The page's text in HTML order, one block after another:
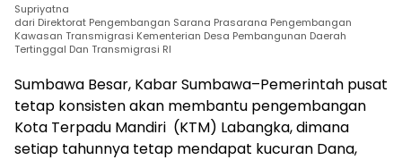
Supriyatna
dari Direktorat Pengembangan Sarana Prasarana Pengembangan
Kawasan Transmigrasi Kementerian Desa Pembangunan Daerah
Tertinggal Dan Transmigrasi RI
Sumbawa Besar, Kabar Sumbawa–Pemerintah pusat
tetap konsisten akan membantu pengembangan
Kota Terpadu Mandiri (KTM) Labangka, dimana
setiap tahunnya tetap mendapat kucuran Dana,